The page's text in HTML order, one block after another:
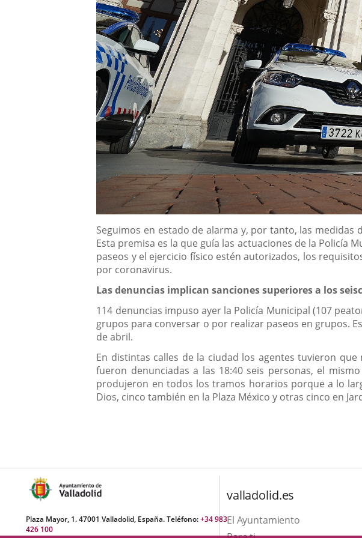
Descripción
Seguimos en estado de alarma y, por tanto, las
Esta premisa es la que guía las actuaciones de la Policía
paseos y el ejercicio físico estén autorizados, los
por coronavirus.
Las denuncias implican sanciones superiores a los
114 denuncias impuso ayer la Policía Municipal (107
grupos para conversar o por realizar paseos en grupos.
de abril.
En distintas calles de la ciudad los agentes tuvieron
fueron denunciadas a las 18:40 seis personas, el
produjeron en todos los tramos horarios porque a lo
Dios, cinco también en la Plaza México y otras cinco en
Plaza Mayor, 1. 47001 Valladolid, España. Teléfono:+34 983
426 100
valladolid.es
El Ayuntamiento